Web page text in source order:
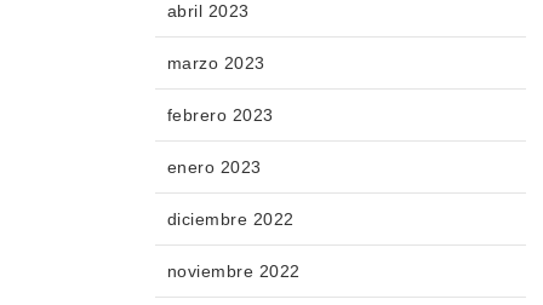
abril 2023
marzo 2023
febrero 2023
enero 2023
diciembre 2022
noviembre 2022